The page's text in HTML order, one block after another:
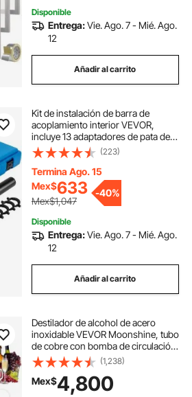
Disponible
Entrega:Vie. Ago. 7 - Mié. Ago.
12
Añadir al carrito
Kit de instalación de barra de
acoplamiento interior VEVOR,
incluye 13 adaptadores de pata de
gallo, tubo de transmisión duradero
de 1/2 pulgada para una extracción
eficiente, fabricado en acero
resistente, ideal para
mantenimiento automotriz.
(223)
Termina Ago. 15
Mex$633
Mex$1,047
-40%
Disponible
Entrega:Vie. Ago. 7 - Mié. Ago.
12
Añadir al carrito
Destilador de alcohol de acero
inoxidable VEVOR Moonshine, tubo
de cobre con bomba de circulación,
kit de elaboración de cerveza
casera, termómetro incorporado
para whisky, vino, brandy y licores.
(1,238)
Mex$4,800